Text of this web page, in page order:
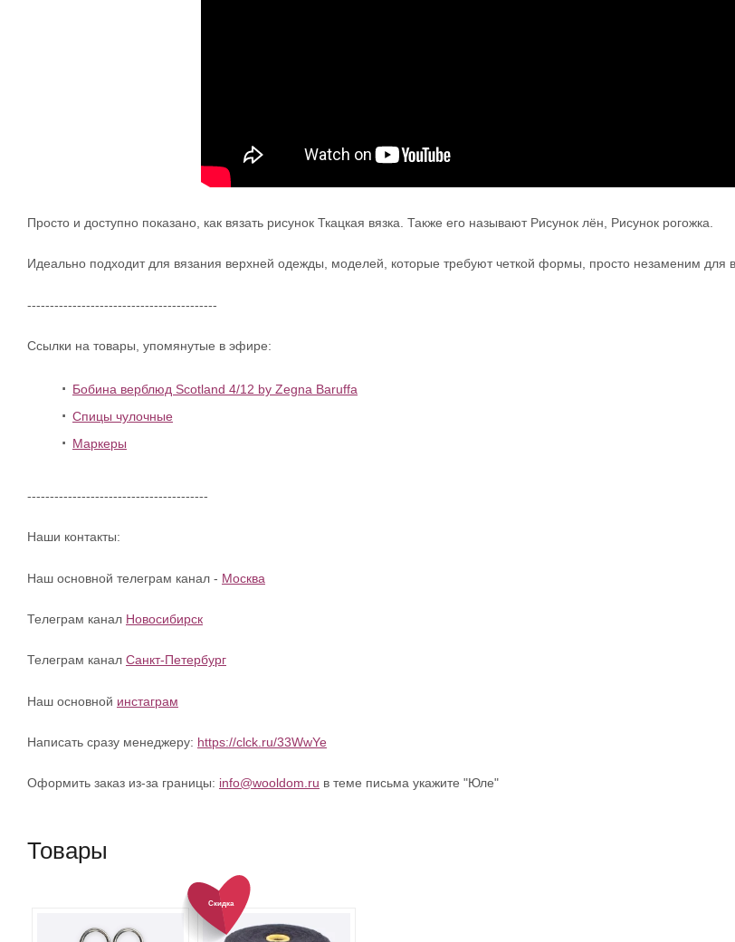
Просто и доступно показано, как вязать рисунок Ткацкая вязка. Также его называют Рисунок лён, Рисунок рогожка.
Идеально подходит для вязания верхней одежды, моделей, которые требуют четкой формы, просто незаменим для
------------------------------------------
Ссылки на товары, упомянутые в эфире:
Бобина верблюд Scotland 4/12 by Zegna Baruffa
Спицы чулочные
Маркеры
----------------------------------------
Наши контакты:
Наш основной телеграм канал - Москва
Телеграм канал Новосибирск
Телеграм канал Санкт-Петербург
Наш основной инстаграм
Написать сразу менеджеру: https://clck.ru/33WwYe
Оформить заказ из-за границы: info@wooldom.ru в теме письма укажите "Юле"
Товары
Скидка